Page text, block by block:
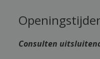
Consulten